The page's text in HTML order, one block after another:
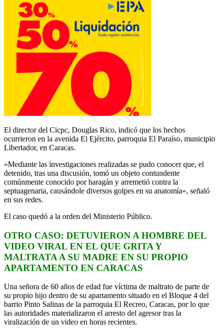
El director del Cicpc, Douglas Rico, indicó que los hechos
ocurrieron en la avenida El Ejército, parroquia El Paraíso, municipio
Libertador, en Caracas.
«Mediante las investigaciones realizadas se pudo conocer que, el
detenido, tras una discusión, tomó un objeto contundente
comúnmente conocido por haragán y arremetió contra la
septuagenaria, causándole diversos golpes en su anatomía», señaló
en sus redes.
El caso quedó a la orden del Ministerio Público.
OTRO CASO: DETUVIERON A HOMBRE DEL
VIDEO VIRAL EN EL QUE GRITA Y
MALTRATA A SU MADRE EN SU PROPIO
APARTAMENTO EN CARACAS
Una señora de 60 años de edad fue víctima de maltrato de parte de
su propio hijo dentro de su apartamento situado en el Bloque 4 del
barrio Pinto Salinas de la parroquia El Recreo, Caracas, por lo que
las autoridades materializaron el arresto del agresor tras la
viralización de un video en horas recientes.